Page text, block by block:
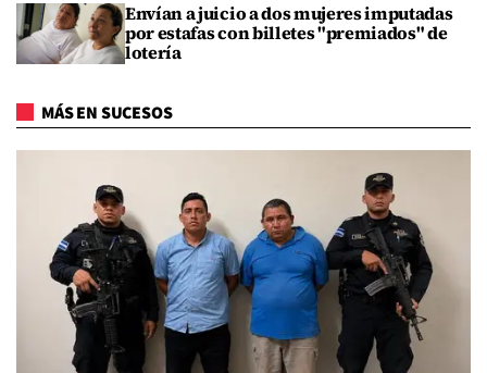
Envían a juicio a dos mujeres imputadas
por estafas con billetes "premiados" de
lotería
MÁS EN SUCESOS